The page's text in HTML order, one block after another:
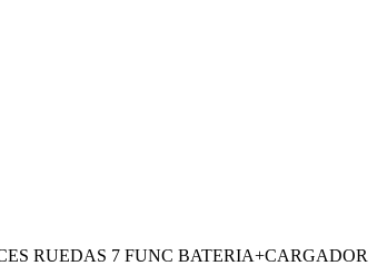
RUEDAS 7 FUNC BATERIA+CARGADOR